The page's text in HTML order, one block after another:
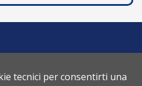
tecnici per consentirti una
SRL